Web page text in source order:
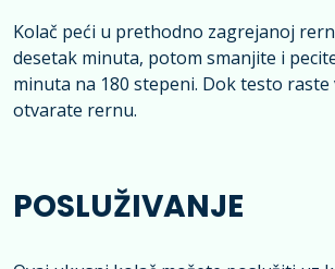
Kolač peći u prethodno zagrejanoj
desetak minuta, potom smanjite i
minuta na 180 stepeni. Dok testo raste
otvarate rernu.
POSLUŽIVANJE